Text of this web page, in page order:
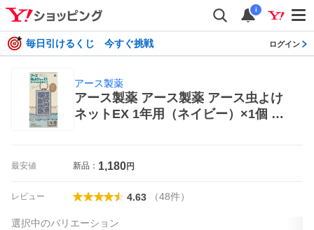
i
毎日引けるくじ 今すぐ挑戦 ログイン
アース製薬
アース製薬 アース製薬 アース虫よけ
ネットEX 1年用（ネイビー）×1個 虫
最安値 新品： 1,180円
レビュー 4.63 （48件）
選択中のバリエーション